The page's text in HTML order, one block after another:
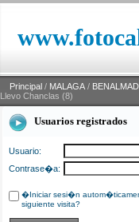
Principal / MALAGA /
Llevo Chanclas (8)
Usuarios registrados
Usuario:
Contrase�a:
�Iniciar sesi�n
siguiente visita?